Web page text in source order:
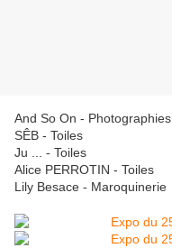
And So On - Photographies
SÊB - Toiles
Ju ... - Toiles
Alice PERROTIN - Toiles
Lily Besace - Maroquinerie